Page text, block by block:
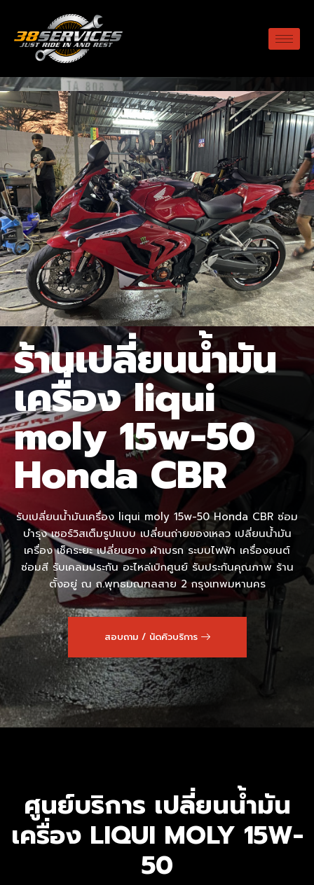
ร้านเปลี่ยนน้ำมัน
เครื่อง liqui
moly 15w-50
Honda CBR
รับเปลี่ยนน้ำมันเครื่อง liqui moly 15w-50 Honda CBR ซ่อม
บำรุง เซอร์วิสเต็มรูปแบบ เปลี่ยนถ่ายของเหลว เปลี่ยนน้ำมัน
เครื่อง เช็คระยะ เปลี่ยนยาง ผ้าเบรก ระบบไฟฟ้า เครื่องยนต์
ซ่อมสี รับเคลมประกัน อะไหล่เบิกศูนย์ รับประกันคุณภาพ ร้าน
ตั้งอยู่ ณ ถ.พุทธมณฑลสาย 2 กรุงเทพมหานคร
สอบถาม / นัดคิวบริการ
ศูนย์บริการ เปลี่ยนน้ำมัน
เครื่อง LIQUI MOLY 15W-
50